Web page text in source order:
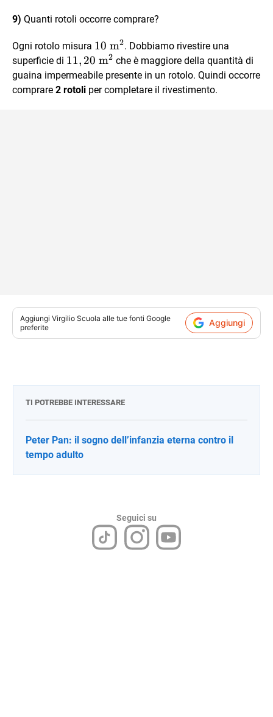
=
\text{
m}^2
9) Quanti rotoli occorre comprare?
Ogni rotolo misura 10
\text{
m}^2
10 m2. Dobbiamo rivestire una
superficie di 11,20
\text{
m}^2
11, 20 m2 che è maggiore della quantità di
guaina impermeabile presente in un rotolo. Quindi occorre
comprare 2 rotoli per completare il rivestimento.
Aggiungi Virgilio Scuola alle tue fonti Google
preferite
Aggiungi
TI POTREBBE INTERESSARE
Peter Pan: il sogno dell’infanzia eterna contro il
tempo adulto
Seguici su